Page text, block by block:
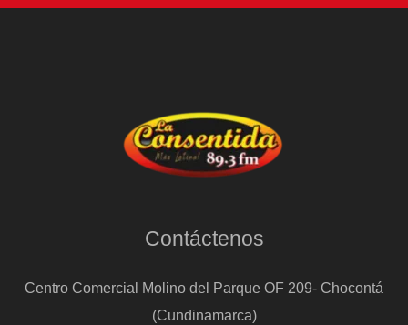
Contáctenos
Centro Comercial Molino del Parque OF 209- Chocontá
(Cundinamarca)